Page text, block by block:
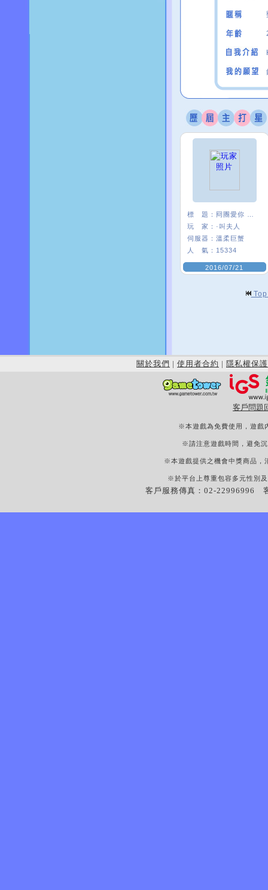
標 題：
玩 家： ·叫夫人
伺服器： 溫柔巨蟹
人 氣： 15334
2016/07/21
關於我們 | 使用者合約 | 隱私權保護
客戶問題
※本遊戲為免費使用，遊戲
※請注意遊戲時間，避免
※本遊戲提供之機會中獎商品，
※於平台上尊重包容多元性別
客戶服務傳真：02-22996996